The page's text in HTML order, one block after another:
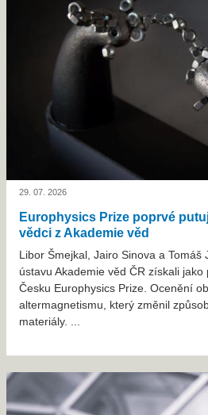
29. 07. 2026
Europhysics Prize poprvé
vědci z Akademie věd
Libor Šmejkal, Jairo Sinova a Tomáš
ústavu Akademie věd ČR získali
Česku Europhysics Prize. Ocenění
altermagnetismu, který změnil
materiály. ...